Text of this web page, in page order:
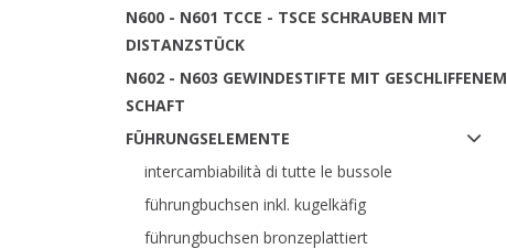
N600 - N601 TCCE - TSCE SCHRAUBEN MIT
DISTANZSTÜCK
N602 - N603 GEWINDESTIFTE MIT GESCHLIFFENEM
SCHAFT
FÜHRUNGSELEMENTE
intercambiabilità di tutte le bussole
führungbuchsen inkl. kugelkäfig
führungbuchsen bronzeplattiert